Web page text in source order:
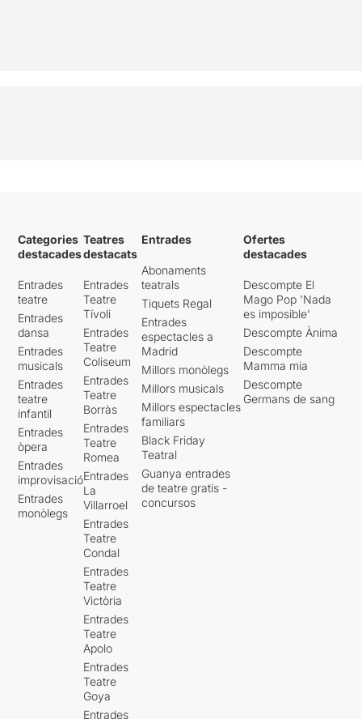
Categories
destacades
Entrades
teatre
Entrades
dansa
Entrades
musicals
Entrades
teatre
infantil
Entrades
òpera
Entrades
improvisació
Entrades
monòlegs
Teatres
destacats
Entrades
Teatre
Tívoli
Entrades
Teatre
Coliseum
Entrades
Teatre
Borràs
Entrades
Teatre
Romea
Entrades
La
Villarroel
Entrades
Teatre
Condal
Entrades
Teatre
Victòria
Entrades
Teatre
Apolo
Entrades
Teatre
Goya
Entrades
Entrades
Abonaments
teatrals
Tiquets Regal
Entrades
espectacles a
Madrid
Millors monòlegs
Millors musicals
Millors espectacles
familiars
Black Friday
Teatral
Guanya entrades
de teatre gratis -
concursos
Ofertes
destacades
Descompte El
Mago Pop 'Nada
es imposible'
Descompte Ànima
Descompte
Mamma mia
Descompte
Germans de sang